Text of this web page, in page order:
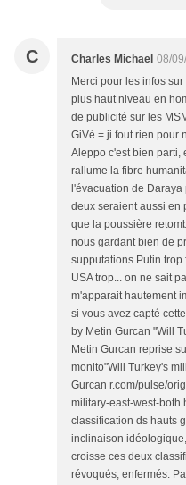
C Charles Michael 08/
Merci pour les infos
plus haut niveau en
de publicité sur les
GiVé = ji fout rien pour
Aleppo c'est bien parti,
rallume la fibre
l'évacuation de
deux seraient aussi en
que la poussière
nous gardant bien de
supputations Putin
USA trop... on ne sait
m'apparait hautement
si vous avez capté
by Metin Gurcan "Will
Metin Gurcan reprise
monito"Will Turkey's
Gurcan r.com/pulse/
military-east-west-
classification ds hauts
inclinaison
croisse ces deux
révoqués, enfermés.